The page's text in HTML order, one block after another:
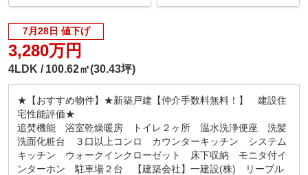
7月28日 値下げ
3,280万円
4LDK 100.62㎡(30.43坪)
★【おすすめ物件】★新築戸建【仲介手数料無料！】 建設住
宅性能評価★
追焚機能 浴室乾燥暖房 トイレ２ヶ所 温水洗浄便座 洗髪
洗面化粧台 ３口以上コンロ カウンターキッチン システム
キッチン ウォークインクローゼット 床下収納 モニタ付イ
ンターホン 駐車場２台 【建築会社】一建設(株) リーブル